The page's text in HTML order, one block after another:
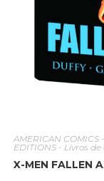
AMERICAN
EDITIONS - Livros
X-MEN FALLEN